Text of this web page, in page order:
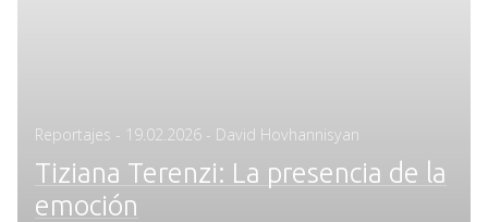
Reportajes - Posted
19.02.2026 - David Hovhannisyan
Tiziana Terenzi: La presencia de la
emoción